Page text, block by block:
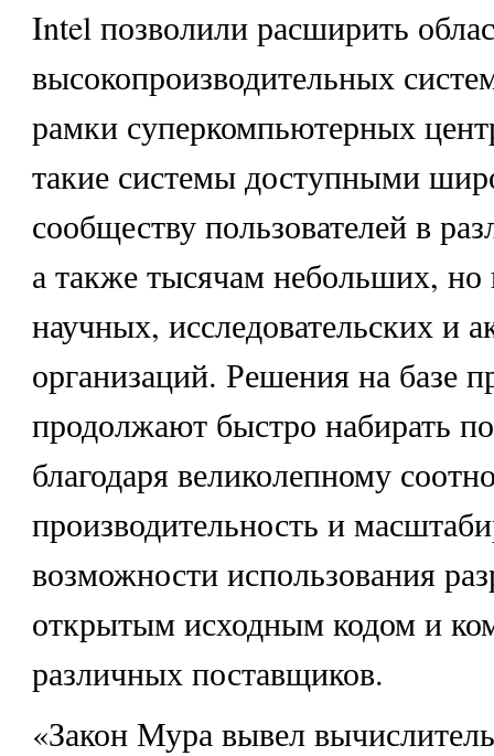
Intel позволили расширить
высокопроизводительных
рамки суперкомпьютерных
такие системы доступными
сообществу пользователей в
а также тысячам небольших, но
научных, исследовательских и
организаций. Решения на базе
продолжают быстро набирать
благодаря великолепному
производительность и
возможности использования
открытым исходным кодом и
различных поставщиков.
«Закон Мура вывел